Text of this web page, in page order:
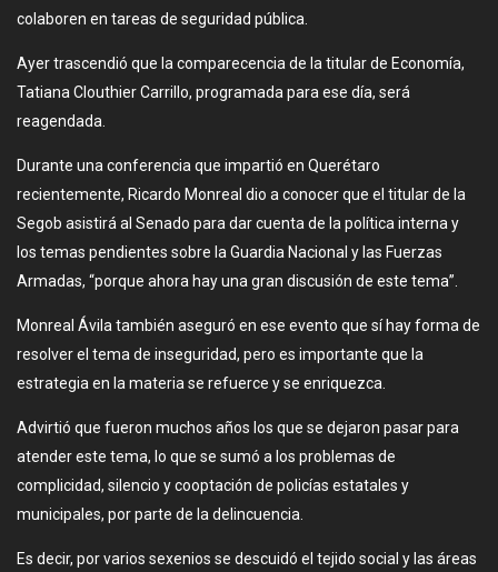
colaboren en tareas de seguridad pública.
Ayer trascendió que la comparecencia de la titular de Economía,
Tatiana Clouthier Carrillo, programada para ese día, será
reagendada.
Durante una conferencia que impartió en Querétaro
recientemente, Ricardo Monreal dio a conocer que el titular de la
Segob asistirá al Senado para dar cuenta de la política interna y
los temas pendientes sobre la Guardia Nacional y las Fuerzas
Armadas, “porque ahora hay una gran discusión de este tema”.
Monreal Ávila también aseguró en ese evento que sí hay forma de
resolver el tema de inseguridad, pero es importante que la
estrategia en la materia se refuerce y se enriquezca.
Advirtió que fueron muchos años los que se dejaron pasar para
atender este tema, lo que se sumó a los problemas de
complicidad, silencio y cooptación de policías estatales y
municipales, por parte de la delincuencia.
Es decir, por varios sexenios se descuidó el tejido social y las áreas